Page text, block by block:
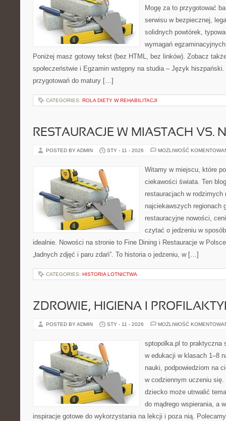
Mogę za to przygotować
serwisu w bezpiecznej,
solidnych powtórek,
wymagań
Poniżej masz gotowy tekst (bez HTML, bez linków). Zobacz
społeczeństwie i Egzamin wstępny na studia – Język
przygotowań do matury […]
CATEGORIES: ROLA DIETY W REHABILITACJI
RESTAURACJE W MIASTACH VS.
POSTED BY ADMIN STY - 11 - 2026 MOŻLIWOŚĆ
Witamy w miejscu, które
ciekawości świata. Ten
restauracjach w rodzimych
najciekawszych regionach
restauracyjne nowości,
czytać o jedzeniu w
idealnie. Nowości na stronie to Fine Dining i Restauracje w
„ładnych zdjęć i paru zdań”. To historia o jedzeniu, w […]
CATEGORIES: HISTORIA LOTNICTWA
ZDROWIE, HIGIENA I
POSTED BY ADMIN STY - 11 - 2026 MOŻLIWOŚĆ
sptopolka.pl to praktyczna
w edukacji w klasach 1–8
nauki, podpowiedziom na
w codziennym uczeniu
dziecko może utrwalić
do mądrego wspierania, a
inspiracje gotowe do wykorzystania na lekcji i poza nią.